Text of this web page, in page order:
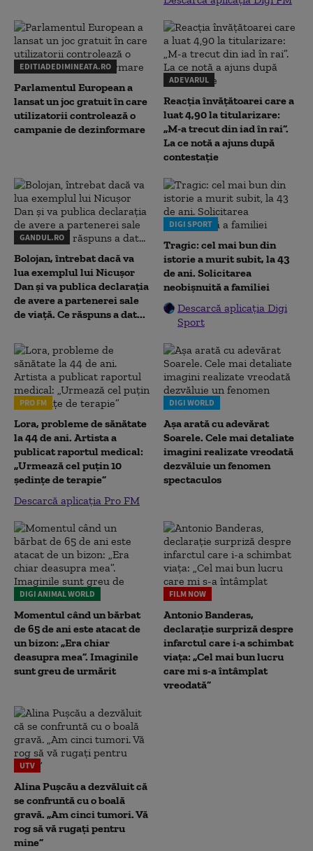
EDITIADEDIMINEATA.RO
Parlamentul European a
lansat un joc gratuit în care
utilizatorii controlează o
campanie de dezinformare
ADEVARUL
Reacția învățătoarei care a
luat 4,90 la titularizare:
„M-a trecut din iad în rai”.
La ce notă a ajuns după
contestație
GANDUL.RO
Bolojan, întrebat dacă va
lua exemplul lui Nicușor
Dan și va publica declarația
de avere a partenerei sale
de viață. Ce răspuns a dat...
DIGI SPORT
Tragic: cel mai bun din
istorie a murit subit, la 43
de ani. Solicitarea
neobișnuită a familiei
Descarcă aplicația Digi
Sport
PRO FM
Lora, probleme de sănătate
la 44 de ani. Artista a
publicat raportul medical:
„Urmează cel puțin 10
ședințe de terapie”
Descarcă aplicația Pro FM
DIGI WORLD
Așa arată cu adevărat
Soarele. Cele mai detaliate
imagini realizate vreodată
dezvăluie un fenomen
spectaculos
DIGI ANIMAL WORLD
Momentul când un bărbat
de 65 de ani este atacat de
un bizon: „Era chiar
deasupra mea”. Imaginile
sunt greu de urmărit
FILM NOW
Antonio Banderas,
declarație surpriză despre
infarctul care i-a schimbat
viața: „Cel mai bun lucru
care mi s-a întâmplat
vreodată”
UTV
Alina Pușcău a dezvăluit că
se confruntă cu o boală
gravă. „Am cinci tumori. Vă
rog să vă rugați pentru
mine”